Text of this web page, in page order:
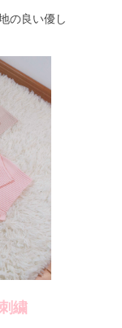
の良い優し
繍